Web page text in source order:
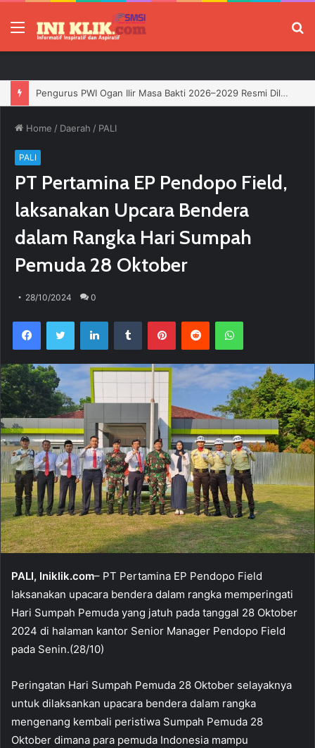
Menu
Pengurus PWI Ogan Ilir Masa Bakti 2026–2029 Resmi Dilantik, Siap Perkuat Profesionalisme Wartawan
Home / Daerah / PALI
PALI
PT Pertamina EP Pendopo Field,
laksanakan Upcara Bendera
dalam Rangka Hari Sumpah
Pemuda 28 Oktober
28/10/2024 0
PALI, Iniklik.com– PT Pertamina EP Pendopo Field
laksanakan upacara bendera dalam rangka memperingati
Hari Sumpah Pemuda yang jatuh pada tanggal 28 Oktober
2024 di halaman kantor Senior Manager Pendopo Field
pada Senin.(28/10)
Peringatan Hari Sumpah Pemuda 28 Oktober selayaknya
untuk dilaksankan upacara bendera dalam rangka
mengenang kembali peristiwa Sumpah Pemuda 28
Oktober dimana para pemuda Indonesia mampu